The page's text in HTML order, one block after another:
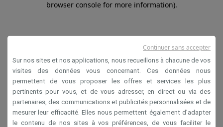
browser console for more information).
Sur nos sites et nos applications, nous recueillons à chacune de vos
visites des données vous concernant. Ces données nous
permettent de vous proposer les offres et services les plus
pertinents pour vous, et de vous adresser, en direct ou via des
partenaires, des communications et publicités personnalisées et de
mesurer leur efficacité. Elles nous permettent également d’adapter
le contenu de nos sites à vos préférences, de vous faciliter le
Continuer sans accepter